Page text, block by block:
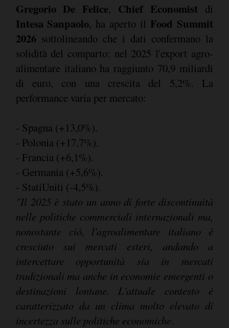
Gregorio De Felice, Chief Economist di
Intesa Sanpaolo, ha aperto il Food Summit
2026sottolineando che i dati confermano la
solidità del comparto: nel 2025 l'export agro-
alimentare italiano ha raggiunto 70,9 miliardi
di euro, con una crescita del 5,2%. La
performance varia per mercato:
- Spagna (+13,0%).
- Polonia (+17,7%).
- Francia (+6,1%).
- Germania (+5,6%).
- StatiUniti (-4,5%).
"Il 2025 è stato un anno di forte discontinuità
nelle politiche commerciali internazionali ma,
nonostante ciò, l'agroalimentare italiano è
cresciuto sui mercati esteri, andando a
intercettare opportunità sia in mercati
tradizionali ma anche in economie emergenti o
destinazioni lontane. L'attuale contesto è
caratterizzato da un clima molto elevato di
incertezza sulle politiche economiche.